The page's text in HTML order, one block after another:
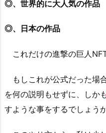
◎、世界的に大人気の作品
◎、日本の作品
これだけの進撃の巨人
もしこれが公式だった場
を何の説明もせずに、しか
すような事をするでしょう